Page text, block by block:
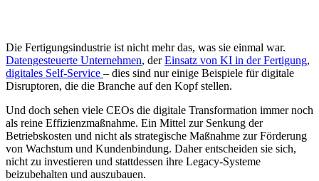
Die Fertigungsindustrie ist nicht mehr das, was sie einmal war.
Datengesteuerte Unternehmen, derEinsatz von KI in der Fertigung,
digitales Self-Service – dies sind nur einige Beispiele für digitale
Disruptoren, die die Branche auf den Kopf stellen.
Und doch sehen viele CEOs die digitale Transformation immer noch
als reine Effizienzmaßnahme. Ein Mittel zur Senkung der
Betriebskosten und nicht als strategische Maßnahme zur Förderung
von Wachstum und Kundenbindung. Daher entscheiden sie sich,
nicht zu investieren und stattdessen ihre Legacy-Systeme
beizubehalten und auszubauen.